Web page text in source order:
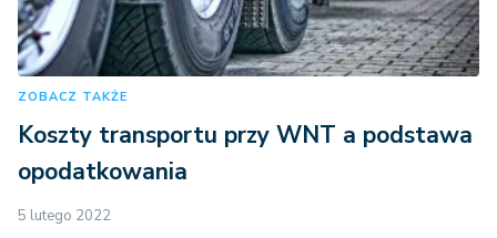
ZOBACZ TAKŻE
Koszty transportu przy WNT a podstawa
opodatkowania
5 lutego 2022